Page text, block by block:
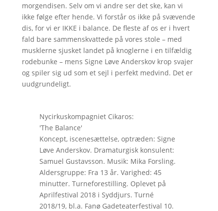
morgendisen. Selv om vi andre ser det ske, kan vi
ikke følge efter hende. Vi forstår os ikke på svævende
dis, for vi er IKKE i balance. De fleste af os er i hvert
fald bare sammenskvattede på vores stole – med
musklerne sjusket landet på knoglerne i en tilfældig
rodebunke – mens Signe Løve Anderskov krop svajer
og spiler sig ud som et sejl i perfekt medvind. Det er
uudgrundeligt.
Nycirkuskompagniet Cikaros:
'The Balance'
Koncept, iscenesættelse, optræden: Signe
Løve Anderskov. Dramaturgisk konsulent:
Samuel Gustavsson. Musik: Mika Forsling.
Aldersgruppe: Fra 13 år. Varighed: 45
minutter. Turneforestilling. Oplevet på
Aprilfestival 2018 i Syddjurs. Turné
2018/19, bl.a. Fanø Gadeteaterfestival 10.